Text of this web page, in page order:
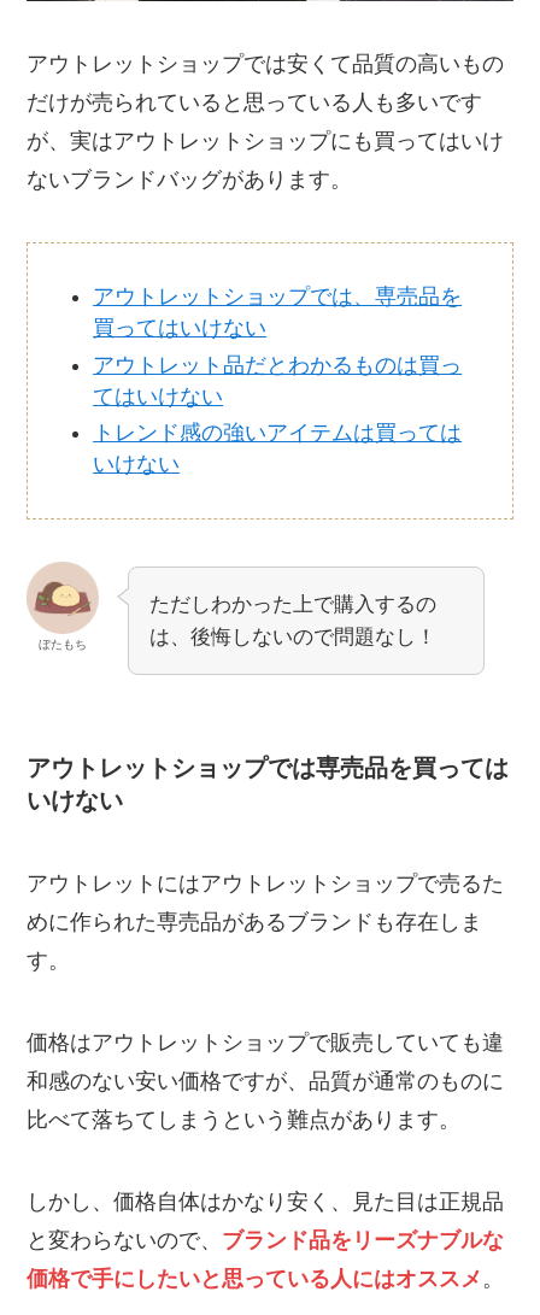
アウトレットショップでは安くて品質の高いもの
だけが売られていると思っている人も多いです
が、実はアウトレットショップにも買ってはいけ
ないブランドバッグがあります。
アウトレットショップでは、専売品を
買ってはいけない
アウトレット品だとわかるものは買っ
てはいけない
トレンド感の強いアイテムは買っては
いけない
ぼたもち
ただしわかった上で購入するの
は、後悔しないので問題なし！
アウトレットショップでは専売品を買っては
いけない
アウトレットにはアウトレットショップで売るた
めに作られた専売品があるブランドも存在しま
す。
価格はアウトレットショップで販売していても違
和感のない安い価格ですが、品質が通常のものに
比べて落ちてしまうという難点があります。
しかし、価格自体はかなり安く、見た目は正規品
と変わらないので、 ブランド品をリーズナブルな
価格で手にしたいと思っている人にはオススメ 。